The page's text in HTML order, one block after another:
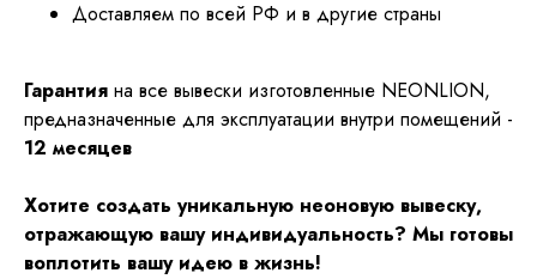
Доставляем по всей РФ и в другие страны
Гарантия на все вывески изготовленные NEONLION,
предназначенные для эксплуатации внутри помещений -
12 месяцев
Хотите создать уникальную неоновую вывеску,
отражающую вашу индивидуальность? Мы готовы
воплотить вашу идею в жизнь!